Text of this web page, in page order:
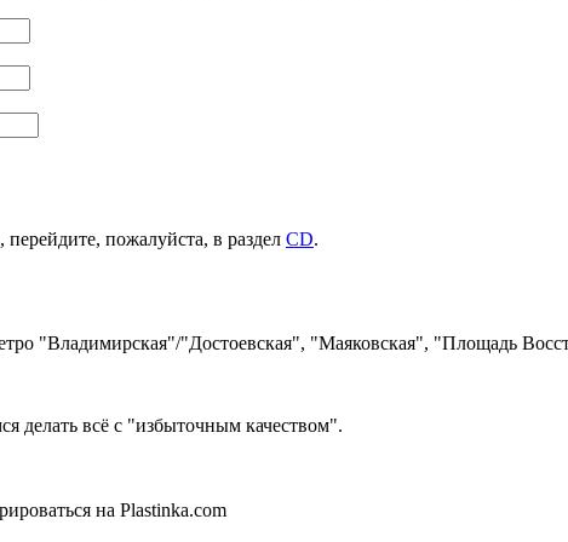
пожалуйста, в раздел CD.
"Владимирская"/"Достоевская", "Маяковская", "Площадь
делать всё с "избыточным качеством".
на Plastinka.com